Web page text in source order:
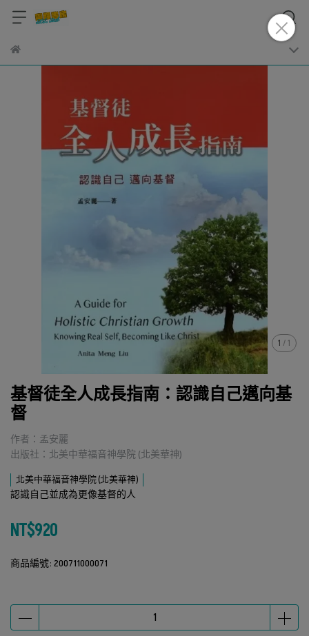
1 /1
基督徒全人成長指南：認識自己邁向基
督
作者：孟安麗
出版社：北美中華福音神學院 (北美華神)
北美中華福音神學院 (北美華神)
認識自己並成為更像基督的人
NT$920
商品編號: 200711000071